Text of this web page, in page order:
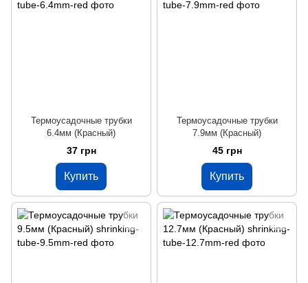
Термоусадочные трубки
6.4мм (Красный)
37 грн
Купить
Термоусадочные трубки
7.9мм (Красный)
45 грн
Купить